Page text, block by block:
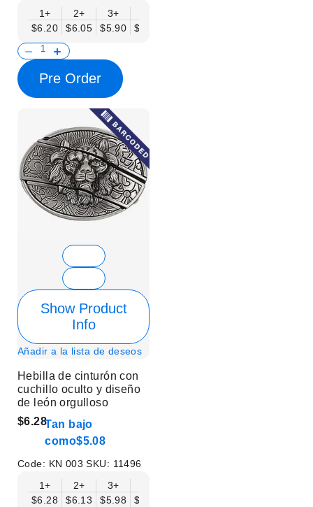
1+
$6.20
2+
$6.05
3+
$5.90
$5.75
Pre Order
Show Product
Info
Añadir a la lista de deseos
Hebilla de cinturón con
cuchillo oculto y diseño
de león orgulloso
$6.28Tan bajo
como$5.08
Code: KN 003SKU: 11496
1+
$6.28
2+
$6.13
3+
$5.98
$5.83